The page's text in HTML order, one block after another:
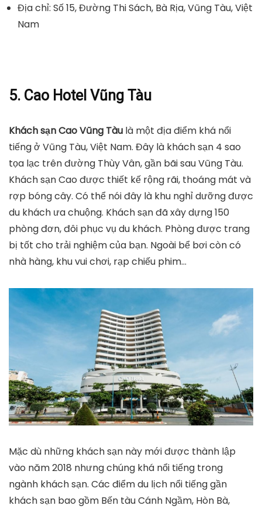
Địa chỉ: Số 15, Đường Thi Sách, Bà Rịa, Vũng Tàu, Việt
Nam
5. Cao Hotel Vũng Tàu
Khách sạn Cao Vũng Tàu là một địa điểm khá nổi
tiếng ở Vũng Tàu, Việt Nam. Đây là khách sạn 4 sao
tọa lạc trên đường Thùy Vân, gần bãi sau Vũng Tàu.
Khách sạn Cao được thiết kế rộng rãi, thoáng mát và
rợp bóng cây. Có thể nói đây là khu nghỉ dưỡng được
du khách ưa chuộng. Khách sạn đã xây dựng 150
phòng đơn, đôi phục vụ du khách. Phòng được trang
bị tốt cho trải nghiệm của bạn. Ngoài bể bơi còn có
nhà hàng, khu vui chơi, rạp chiếu phim…
Mặc dù những khách sạn này mới được thành lập
vào năm 2018 nhưng chúng khá nổi tiếng trong
ngành khách sạn. Các điểm du lịch nổi tiếng gần
khách sạn bao gồm Bến tàu Cánh Ngầm, Hòn Bà,